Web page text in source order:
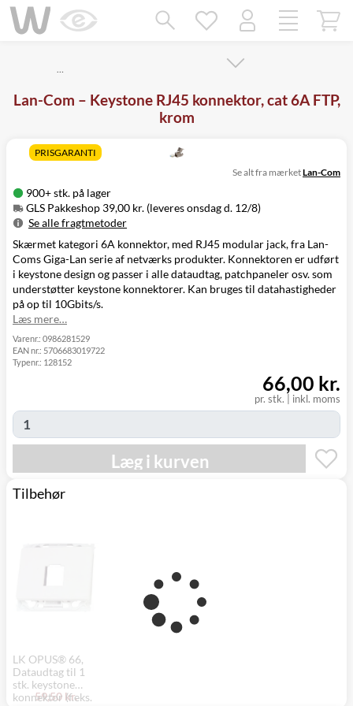
…
Lan-Com – Keystone RJ45 konnektor, cat 6A FTP,
krom
PRISGARANTI
900+ stk. på lager
GLS Pakkeshop 39,00 kr. (leveres onsdag d. 12/8)
Se alle fragtmetoder
Metode
Pris
Leveres
GLS Pakkeshop
39,00 kr.
Onsdag d. 12/8
GLS
Hjemmelevering
49,00 kr.
Onsdag d. 12/8
GLS Erhverv
Direkte levering
Click&Collect i
Svenstrup
(9230)
Se alt fra mærketLan-Com
Skærmet kategori 6A konnektor, med RJ45 modular jack, fra Lan-
Coms Giga-Lan serie af netværks produkter. Konnektoren er udført
i keystone design og passer i alle dataudtag, patchpaneler osv. som
understøtter keystone konnektorer. Kan bruges til datahastigheder
på op til 10Gbits/s.
Læs mere…
Varenr.: 0986281529
EAN nr.: 5706683019722
Typenr.: 128152
pr. stk. inkl. moms
66,00 kr.
Læg i kurven
Tilbehør
LK OPUS® 66,
Dataudtag til 1
stk. keystone
konnektor (f.eks.
59,50 kr.
Mangler chatten?
Ret samtykke!